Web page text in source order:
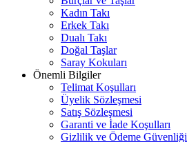
Kadın Takı
Erkek Takı
Dualı Takı
Doğal Taşlar
Saray Kokuları
Önemli Bilgiler
Telimat Koşulları
Üyelik Sözleşmesi
Satış Sözleşmesi
Garanti ve İade Koşulları
Gizlilik ve Ödeme Güvenliği